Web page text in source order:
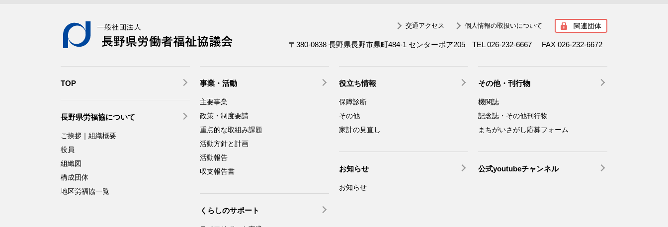
交通アクセス 個人情報の取扱いについて 関連団体
〒380-0838 長野県長野市県町484-1 センターボア205 TEL 026-232-6667 FAX 026-232-6672
TOP
長野県労福協について
ご挨拶｜組織概要
役員
組織図
構成団体
地区労福協一覧
事業・活動
主要事業
政策・制度要請
重点的な取組み課題
活動方針と計画
活動報告
収支報告書
くらしのサポート
役立ち情報
保障診断
その他
家計の見直し
お知らせ
お知らせ
その他・刊行物
機関誌
記念誌・その他刊行物
まちがいさがし応募フォーム
公式youtubeチャンネル